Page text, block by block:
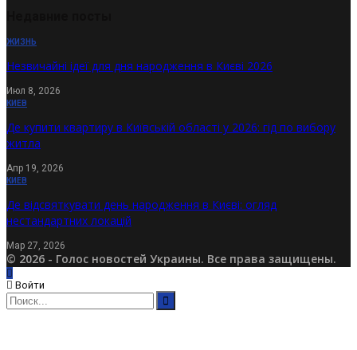
ЖИЗНЬ
Незвичайні ідеї для дня народження в Києві 2026
Июл 8, 2026
КИЕВ
Де купити квартиру в Київській області у 2026: гід по вибору
житла
Апр 19, 2026
КИЕВ
Де відсвяткувати день народження в Києві: огляд
нестандартних локацій
Мар 27, 2026
© 2026 - Голос новостей Украины. Все права защищены.
Войти